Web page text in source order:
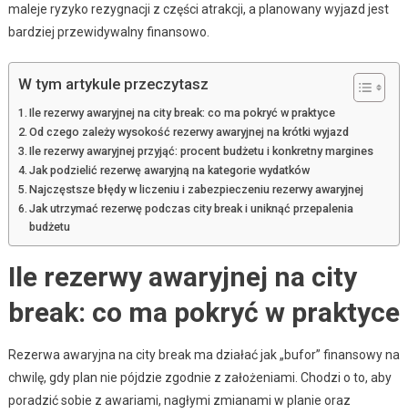
maleje ryzyko rezygnacji z części atrakcji, a planowany wyjazd jest
bardziej przewidywalny finansowo.
W tym artykule przeczytasz
Ile rezerwy awaryjnej na city break: co ma pokryć w praktyce
Od czego zależy wysokość rezerwy awaryjnej na krótki wyjazd
Ile rezerwy awaryjnej przyjąć: procent budżetu i konkretny margines
Jak podzielić rezerwę awaryjną na kategorie wydatków
Najczęstsze błędy w liczeniu i zabezpieczeniu rezerwy awaryjnej
Jak utrzymać rezerwę podczas city break i uniknąć przepalenia
budżetu
Ile rezerwy awaryjnej na city
break: co ma pokryć w praktyce
Rezerwa awaryjna na city break ma działać jak „bufor” finansowy na
chwilę, gdy plan nie pójdzie zgodnie z założeniami. Chodzi o to, aby
poradzić sobie z awariami, nagłymi zmianami w planie oraz